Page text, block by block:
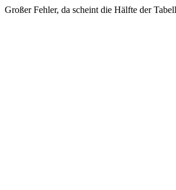
Großer Fehler, da scheint die Hälfte der